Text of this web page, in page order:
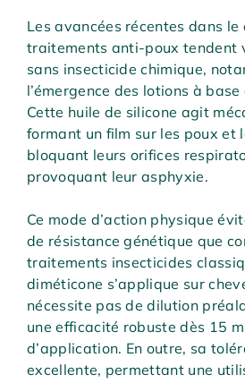
Les avancées récentes dans le
traitements anti-poux tendent
sans insecticide chimique,
l’émergence des lotions à base
Cette huile de silicone agit
formant un film sur les poux et
bloquant leurs orifices
provoquant leur asphyxie.
Ce mode d’action physique
de résistance génétique que
traitements insecticides
diméticone s’applique sur
nécessite pas de dilution
une efficacité robuste dès 15
d’application. En outre, sa
excellente, permettant une